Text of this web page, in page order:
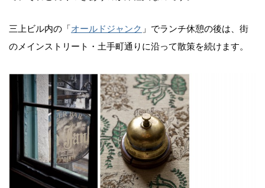
三上ビル内の「オールドジャンク 」でランチ休憩の後は、街
のメインストリート・土手町通りに沿って散策を続けます。